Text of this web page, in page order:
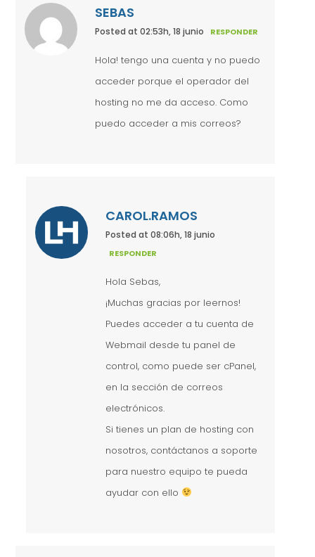
SEBAS
Posted at 02:53h, 18 junio RESPONDER
Hola! tengo una cuenta y no puedo
acceder porque el operador del
hosting no me da acceso. Como
puedo acceder a mis correos?
CAROL.RAMOS
Posted at 08:06h, 18 junio
RESPONDER
Hola Sebas,
¡Muchas gracias por leernos!
Puedes acceder a tu cuenta de
Webmail desde tu panel de
control, como puede ser cPanel,
en la sección de correos
electrónicos.
Si tienes un plan de hosting con
nosotros, contáctanos a soporte
para nuestro equipo te pueda
ayudar con ello